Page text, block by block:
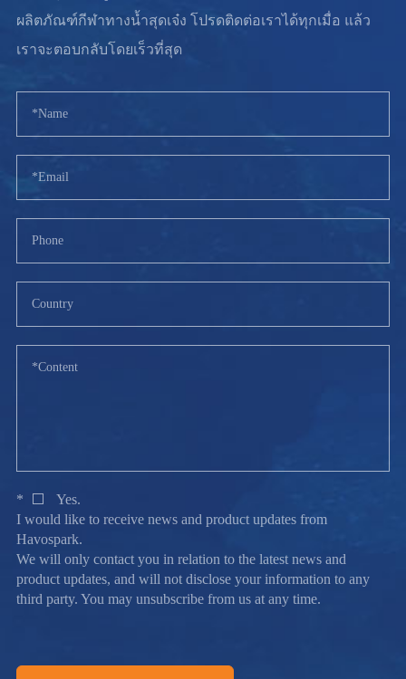
ผลิตภัณฑ์กีฬาทางน้ำสุดเจ๋ง โปรดติดต่อเราได้ทุกเมื่อ แล้ว
เราจะตอบกลับโดยเร็วที่สุด
*
Yes.
I would like to receive news and product updates from
Havospark.
We will only contact you in relation to the latest news and
product updates, and will not disclose your information to any
third party. You may unsubscribe from us at any time.